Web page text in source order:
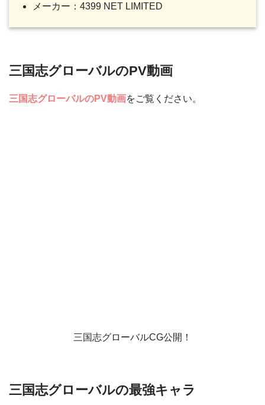
メーカー：4399 NET LIMITED
三国志グローバルのPV動画
三国志グローバルのPV動画をご覧ください。
三国志グローバルCG公開！
三国志グローバルの最強キャラ